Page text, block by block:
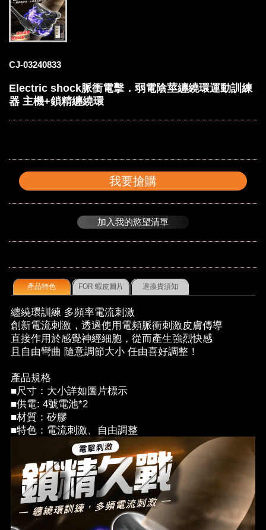
CJ-03240833
Electric shock脈衝電擊．弱電陰莖纏繞環運動訓練
器 主機+鎖精纏繞環
我要搶購
加入我的慾望清單
產品特色 FOR 蝦皮圖片 退換貨須知
纏繞環訓練 多頻率電流刺激
創新電流刺激，透過使用電頻脈衝刺激皮膚傳導
直接作用於感覺神經細胞，從而產生強烈快感
且自由彎曲 隨意調節大小 任由喜好調整！
產品規格
■尺寸：大小詳如圖片標示
■供電: 4號電池*2
■材質：矽膠
■特色：電流刺激、自由調整